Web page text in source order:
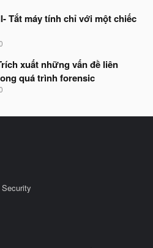
Tắt máy tính chỉ với một chiếc
xuất những vấn đề liên
quá trình forensic